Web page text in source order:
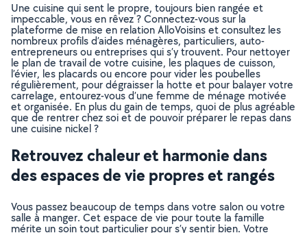
Une cuisine qui sent le propre, toujours bien rangée et
impeccable, vous en rêvez ? Connectez-vous sur la
plateforme de mise en relation AlloVoisins et consultez les
nombreux profils d’aides ménagères, particuliers, auto-
entrepreneurs ou entreprises qui s’y trouvent. Pour nettoyer
le plan de travail de votre cuisine, les plaques de cuisson,
l’évier, les placards ou encore pour vider les poubelles
régulièrement, pour dégraisser la hotte et pour balayer votre
carrelage, entourez-vous d’une femme de ménage motivée
et organisée. En plus du gain de temps, quoi de plus agréable
que de rentrer chez soi et de pouvoir préparer le repas dans
une cuisine nickel ?
Retrouvez chaleur et harmonie dans
des espaces de vie propres et rangés
Vous passez beaucoup de temps dans votre salon ou votre
salle à manger. Cet espace de vie pour toute la famille
mérite un soin tout particulier pour s’y sentir bien. Votre